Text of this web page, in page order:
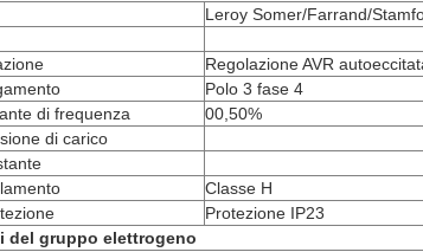
Leroy Somer/Farrand/
Regolazione AVR
Polo 3 fase 4
di frequenza
00,50%
di carico
Classe H
Protezione IP23
del gruppo elettrogeno